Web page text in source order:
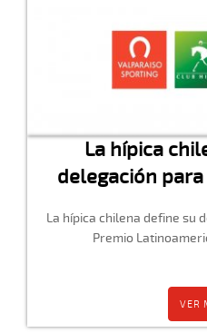
La hípica
delegación para
La hípica chilena define su
Premio
VER